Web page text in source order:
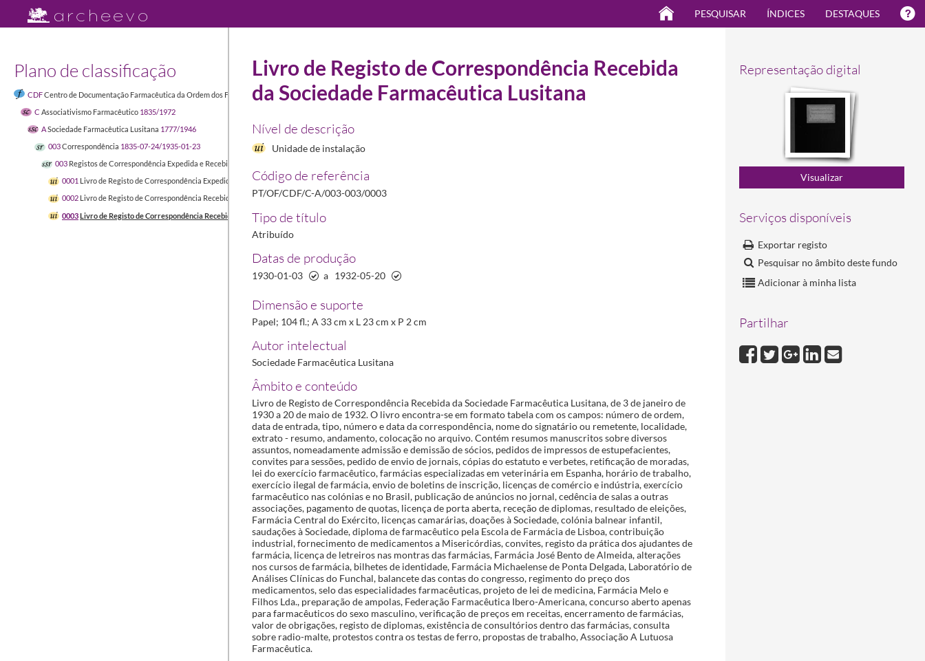
PESQUISAR ÍNDICES DESTAQUES
Plano de classificação
CDFCentro de Documentação Farmacêutica da Ordem dos Farmacêuticos
1449-04-22/2012
C Associativismo Farmacêutico 1835/1972
ASociedade Farmacêutica Lusitana 1777/1946
003Correspondência 1835-07-24/1935-01-23
003 Registos de Correspondência Expedida e Recebida
0001 Livro de Registo de Correspondência Expedida da Sociedade Farmacêutica Lusitana1916-12-30/1917-11-28
0002 Livro de Registo de Correspondência Recebida da Sociedade Farmacêutica Lusitana 1917-01-01/1917-11-25
0003Livro de Registo de Correspondência Recebida da Sociedade Farmacêutica Lusitana
Representação digital
Serviços disponíveis
Exportar registo
Pesquisar no âmbito deste fundo
Adicionar à minha lista
Partilhar
Livro de Registo de Correspondência Recebida
da Sociedade Farmacêutica Lusitana
Nível de descrição
Unidade de instalação
Código de referência
PT/OF/CDF/C-A/003-003/0003
Tipo de título
Atribuído
Datas de produção
1930-01-03 a 1932-05-20
Dimensão e suporte
Papel; 104 fl.; A 33 cm x L 23 cm x P 2 cm
Autor intelectual
Sociedade Farmacêutica Lusitana
Âmbito e conteúdo
Livro de Registo de Correspondência Recebida da Sociedade Farmacêutica Lusitana, de 3 de janeiro de
1930 a 20 de maio de 1932. O livro encontra-se em formato tabela com os campos: número de ordem,
data de entrada, tipo, número e data da correspondência, nome do signatário ou remetente, localidade,
extrato - resumo, andamento, colocação no arquivo. Contém resumos manuscritos sobre diversos
assuntos, nomeadamente admissão e demissão de sócios, pedidos de impressos de estupefacientes,
convites para sessões, pedido de envio de jornais, cópias do estatuto e verbetes, retificação de moradas,
lei do exercício farmacêutico, farmácias especializadas em veterinária em Espanha, horário de trabalho,
exercício ilegal de farmácia, envio de boletins de inscrição, licenças de comércio e indústria, exercício
farmacêutico nas colónias e no Brasil, publicação de anúncios no jornal, cedência de salas a outras
associações, pagamento de quotas, licença de porta aberta, receção de diplomas, resultado de eleições,
Farmácia Central do Exército, licenças camarárias, doações à Sociedade, colónia balnear infantil,
saudações à Sociedade, diploma de farmacêutico pela Escola de Farmácia de Lisboa, contribuição
industrial, fornecimento de medicamentos a Misericórdias, convites, registo da prática dos ajudantes de
farmácia, licença de letreiros nas montras das farmácias, Farmácia José Bento de Almeida, alterações
nos cursos de farmácia, bilhetes de identidade, Farmácia Michaelense de Ponta Delgada, Laboratório de
Análises Clínicas do Funchal, balancete das contas do congresso, regimento do preço dos
medicamentos, selo das especialidades farmacêuticas, projeto de lei de medicina, Farmácia Melo e
Filhos Lda., preparação de ampolas, Federação Farmacêutica Ibero-Americana, concurso aberto apenas
para farmacêuticos do sexo masculino, verificação de preços em receitas, encerramento de farmácias,
valor de obrigações, registo de diplomas, existência de consultórios dentro das farmácias, consulta
sobre radio-malte, protestos contra os testas de ferro, propostas de trabalho, Associação A Lutuosa
Farmacêutica.